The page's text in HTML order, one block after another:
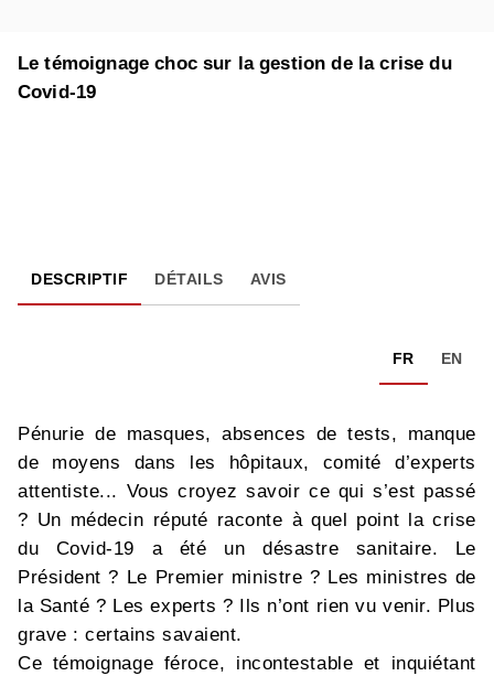
Le témoignage choc sur la gestion de la crise du
Covid-19
DESCRIPTIF DÉTAILS AVIS
FR EN
Pénurie de masques, absences de tests, manque
de moyens dans les hôpitaux, comité d’experts
attentiste... Vous croyez savoir ce qui s’est passé
? Un médecin réputé raconte à quel point la crise
du Covid-19 a été un désastre sanitaire. Le
Président ? Le Premier ministre ? Les ministres de
la Santé ? Les experts ? Ils n’ont rien vu venir. Plus
grave : certains savaient.
Ce témoignage féroce, incontestable et inquiétant